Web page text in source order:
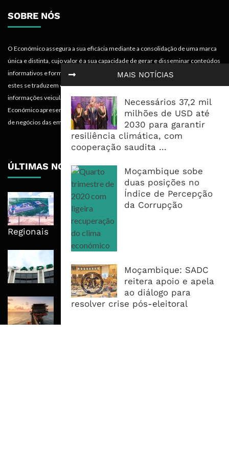
MAIS NOTÍCIAS
Necessários 37,2 mil
milhões de USD até
2030 para garantir
resiliência climática, com
cooperação saudita ...
Moçambique sobe
duas posições no
Índice de Percepção
da Corrupção
Moçambique: SADC
reitera apoio e apela
ao diálogo para
resolver crise pós-eleitoral
SOBRE NÓS
O Económico assegura a sua eficácia mediante a consolidação de uma marca
única e distinta, cujo valor é a sua capacidade de gerar e disseminar conteúdos
informativos e formativos de especialidade económica em termos tais que
estes se traduzem em mais-valias para quem recebe, acompanha e absorve as
informações veiculadas nos diferentes meios do projecto. Portanto, o
Económico apresenta valências importantes para os objectivos institucionais e
de negócios das empresas.
ÚLTIMAS NOTÍCIAS
Nova Capacidade Cimenteira Coloca
Moçambique No Caminho Da Auto-
Suficiência E Das Exportações
Regionais
Acelera Ligação Da Zâmbia Ao
Corredor Do Lobito
Rovuma LNG Avança Com Selecção